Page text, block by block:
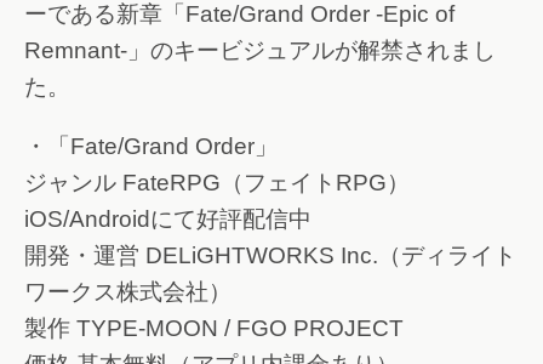
ーである新章「Fate/Grand Order -Epic of
Remnant-」のキービジュアルが解禁されまし
た。
・「Fate/Grand Order」
ジャンル FateRPG（フェイトRPG）
iOS/Androidにて好評配信中
開発・運営 DELiGHTWORKS Inc.（ディライト
ワークス株式会社）
製作 TYPE-MOON / FGO PROJECT